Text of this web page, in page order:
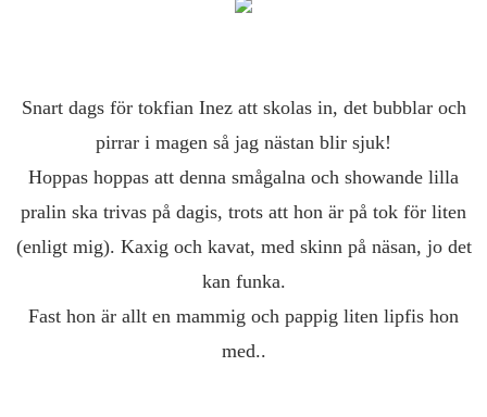
Snart dags för tokfian Inez att skolas in, det bubblar och
pirrar i magen så jag nästan blir sjuk!
Hoppas hoppas att denna smågalna och showande lilla
pralin ska trivas på dagis, trots att hon är på tok för liten
(enligt mig). Kaxig och kavat, med skinn på näsan, jo det
kan funka.
Fast hon är allt en mammig och pappig liten lipfis hon
med..